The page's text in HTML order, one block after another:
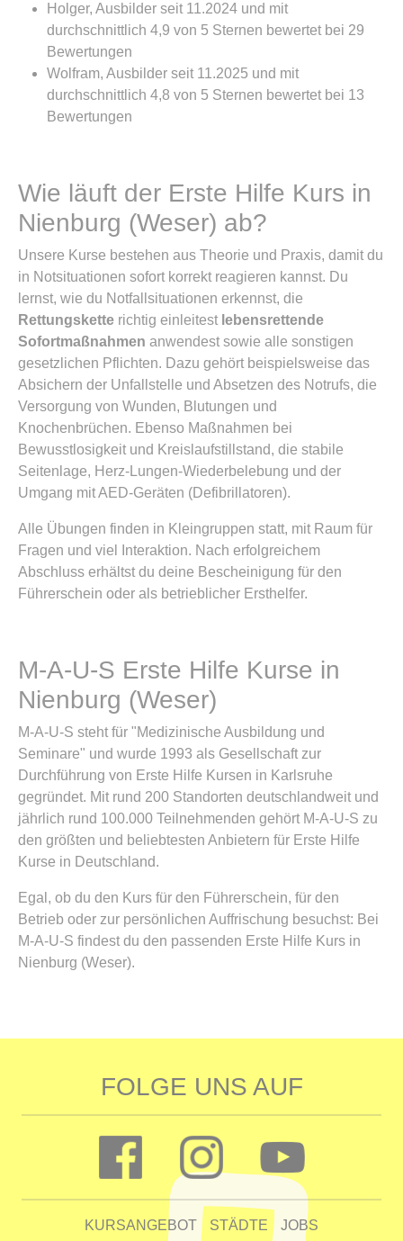
Holger, Ausbilder seit 11.2024 und mit
durchschnittlich 4,9 von 5 Sternen bewertet bei 29
Bewertungen
Wolfram, Ausbilder seit 11.2025 und mit
durchschnittlich 4,8 von 5 Sternen bewertet bei 13
Bewertungen
Wie läuft der Erste Hilfe Kurs in
Nienburg (Weser) ab?
Unsere Kurse bestehen aus Theorie und Praxis, damit du
in Notsituationen sofort korrekt reagieren kannst. Du
lernst, wie du Notfallsituationen erkennst, die
Rettungskette richtig einleitest lebensrettende
Sofortmaßnahmen anwendest sowie alle sonstigen
gesetzlichen Pflichten. Dazu gehört beispielsweise das
Absichern der Unfallstelle und Absetzen des Notrufs, die
Versorgung von Wunden, Blutungen und
Knochenbrüchen. Ebenso Maßnahmen bei
Bewusstlosigkeit und Kreislaufstillstand, die stabile
Seitenlage, Herz-Lungen-Wiederbelebung und der
Umgang mit AED-Geräten (Defibrillatoren).
Alle Übungen finden in Kleingruppen statt, mit Raum für
Fragen und viel Interaktion. Nach erfolgreichem
Abschluss erhältst du deine Bescheinigung für den
Führerschein oder als betrieblicher Ersthelfer.
M-A-U-S Erste Hilfe Kurse in
Nienburg (Weser)
M-A-U-S steht für "Medizinische Ausbildung und
Seminare" und wurde 1993 als Gesellschaft zur
Durchführung von Erste Hilfe Kursen in Karlsruhe
gegründet. Mit rund 200 Standorten deutschlandweit und
jährlich rund 100.000 Teilnehmenden gehört M-A-U-S zu
den größten und beliebtesten Anbietern für Erste Hilfe
Kurse in Deutschland.
Egal, ob du den Kurs für den Führerschein, für den
Betrieb oder zur persönlichen Auffrischung besuchst: Bei
M-A-U-S findest du den passenden Erste Hilfe Kurs in
Nienburg (Weser).
FOLGE UNS AUF
KURSANGEBOT STÄDTE JOBS